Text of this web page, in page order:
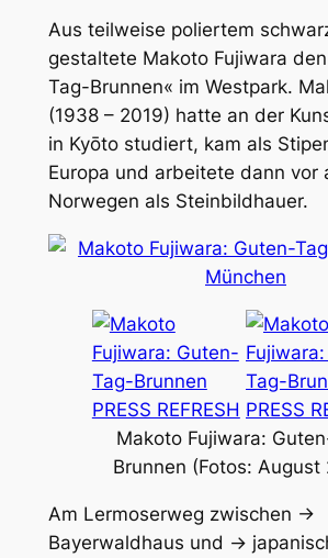
Aus teilweise poliertem
gestaltete Makoto Fujiwara
Tag-Brunnen« im Westpark.
(1938 – 2019) hatte an der
in Kyōto studiert, kam als
Europa und arbeitete dann vor
Norwegen als Steinbildhauer.
Makoto Fujiwara:
Brunnen (Fotos: August
Am Lermoserweg zwischen →
Bayerwaldhaus und →